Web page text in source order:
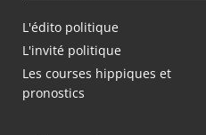
L'édito politique
L'invité politique
Les courses hippiques et
pronostics